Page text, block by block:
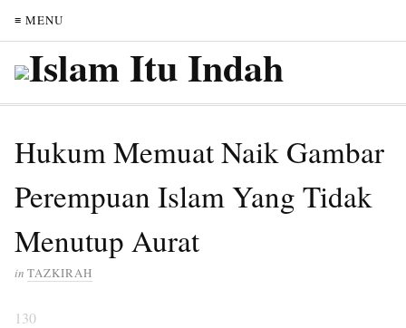
≡ MENU
Hukum Memuat Naik Gambar
Perempuan Islam Yang Tidak
Menutup Aurat
in TAZKIRAH
130